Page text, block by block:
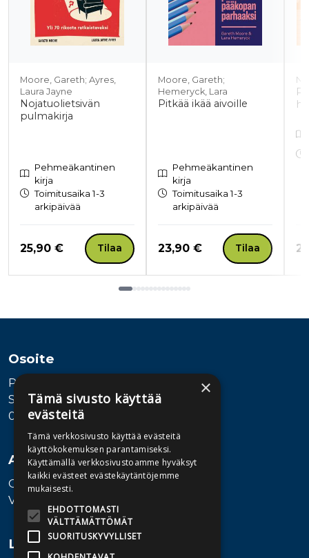
Moore, Gareth; Ayres,
Laura Jayne
Nojatuolietsivän
pulmakirja
Pehmeäkantinen
kirja
Toimitusaika 1-3
arkipäivää
Hinta nyt
25,90 € Tilaa
Moore, Gareth;
Hemeryck, Lara
Pitkää ikää aivoille
Pehmeäkantinen
kirja
Toimitusaika 1-3
arkipäivää
Hinta nyt
23,90 € Tilaa
Osoite
Publiva Oy
Sörnäistenkatu 1
00580 Helsinki
Asiakaspalvelu
Ota yhteyttä
Vaihde: 010 345100
Lisätietoa
×
Tämä sivusto käyttää
evästeitä
Tämä verkkosivusto käyttää evästeitä
käyttökokemuksen parantamiseksi.
Käyttämällä verkkosivustoamme hyväksyt
kaikki evästeet evästekäytäntöjemme
mukaisesti.
EHDOTTOMASTI
VÄLTTÄMÄTTÖMÄT
SUORITUSKYVYLLISET